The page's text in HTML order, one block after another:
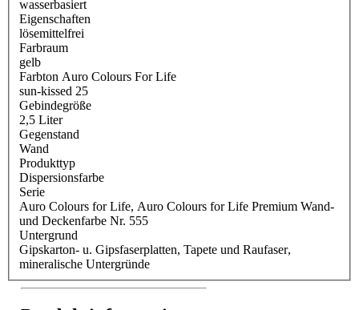
wasserbasiert
Eigenschaften
lösemittelfrei
Farbraum
gelb
Farbton Auro Colours For Life
sun-kissed 25
Gebindegröße
2,5 Liter
Gegenstand
Wand
Produkttyp
Dispersionsfarbe
Serie
Auro Colours for Life, Auro Colours for Life Premium Wand-
und Deckenfarbe Nr. 555
Untergrund
Gipskarton- u. Gipsfaserplatten, Tapete und Raufaser,
mineralische Untergründe